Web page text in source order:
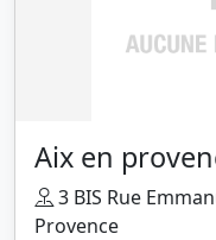
Aix en
3 BIS Rue
Provence